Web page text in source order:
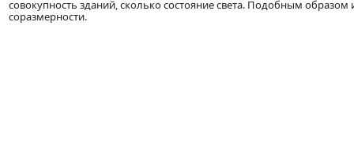
совокупность зданий, сколько состояние света. Подобным
соразмерности.